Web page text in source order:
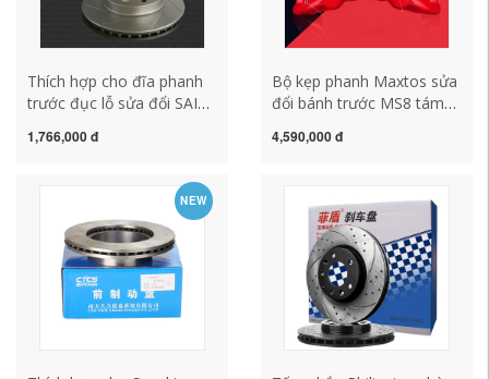
Thích hợp cho đĩa phanh
trước đục lỗ sửa đổi SAIC
PLUS Dongfeng Yufeng
1,766,000 đ
Bộ kẹp phanh Maxtos sửa
đổi bánh trước MS8 tám
LOGO tùy chỉnh đặc biệt
4,590,000 đ
NEW